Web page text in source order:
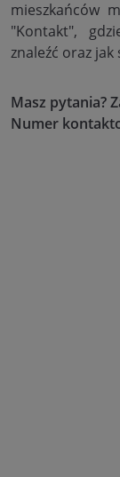
mieszkańców
"Kontakt",
znaleźć oraz
Masz pytania?
Numer